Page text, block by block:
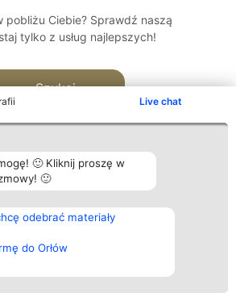
Live chat
🙂 Kliknij proszę w
🙂
odebrać materiały
do Orłów
pobliżu Ciebie? Sprawdź naszą
tylko z usług najlepszych!
Szukaj
Plebiscyt
Laureaci
wszystkich
Laureatów
Regulamin
Kontakt
Kontakt